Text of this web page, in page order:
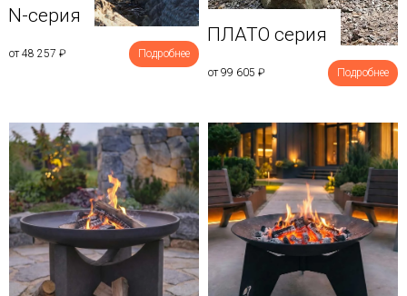
N-серия
от 48 257 ₽ Подробнее
ПЛАТО серия
от 99 605 ₽ Подробнее